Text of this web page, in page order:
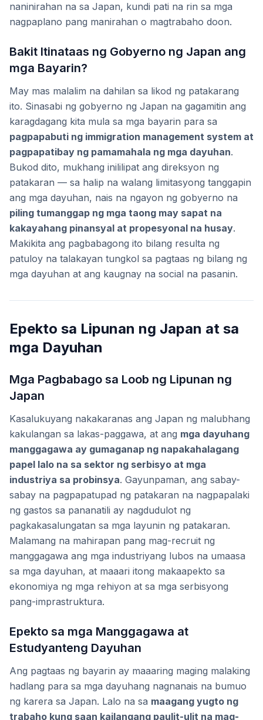
naninirahan na sa Japan, kundi pati na rin sa mga
nagpaplano pang manirahan o magtrabaho doon.
Bakit Itinataas ng Gobyerno ng Japan ang
mga Bayarin?
May mas malalim na dahilan sa likod ng patakarang
ito. Sinasabi ng gobyerno ng Japan na gagamitin ang
karagdagang kita mula sa mga bayarin para sa
pagpapabuti ng immigration management system at
pagpapatibay ng pamamahala ng mga dayuhan.
Bukod dito, mukhang inililipat ang direksyon ng
patakaran — sa halip na walang limitasyong tanggapin
ang mga dayuhan, nais na ngayon ng gobyerno na
piling tumanggap ng mga taong may sapat na
kakayahang pinansyal at propesyonal na husay.
Makikita ang pagbabagong ito bilang resulta ng
patuloy na talakayan tungkol sa pagtaas ng bilang ng
mga dayuhan at ang kaugnay na social na pasanin.
Epekto sa Lipunan ng Japan at sa
mga Dayuhan
Mga Pagbabago sa Loob ng Lipunan ng
Japan
Kasalukuyang nakakaranas ang Japan ng malubhang
kakulangan sa lakas-paggawa, at ang mga dayuhang
manggagawa ay gumaganap ng napakahalagang
papel lalo na sa sektor ng serbisyo at mga
industriya sa probinsya. Gayunpaman, ang sabay-
sabay na pagpapatupad ng patakaran na nagpapalaki
ng gastos sa pananatili ay nagdudulot ng
pagkakasalungatan sa mga layunin ng patakaran.
Malamang na mahirapan pang mag-recruit ng
manggagawa ang mga industriyang lubos na umaasa
sa mga dayuhan, at maaari itong makaapekto sa
ekonomiya ng mga rehiyon at sa mga serbisyong
pang-imprastruktura.
Epekto sa mga Manggagawa at
Estudyanteng Dayuhan
Ang pagtaas ng bayarin ay maaaring maging malaking
hadlang para sa mga dayuhang nagnanais na bumuo
ng karera sa Japan. Lalo na sa maagang yugto ng
trabaho kung saan kailangang paulit-ulit na mag-